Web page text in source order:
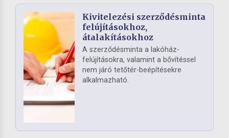
Kivitelezési szerződésminta
felújításokhoz,
átalakításokhoz
A szerződésminta a lakóház-
felújításokra, valamint a bővítéssel
nem járó tetőtér-beépítésekre
alkalmazható.